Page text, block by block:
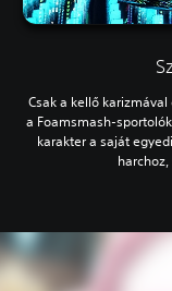
Csak a kellő
a Foamsmash-
karakter a saját